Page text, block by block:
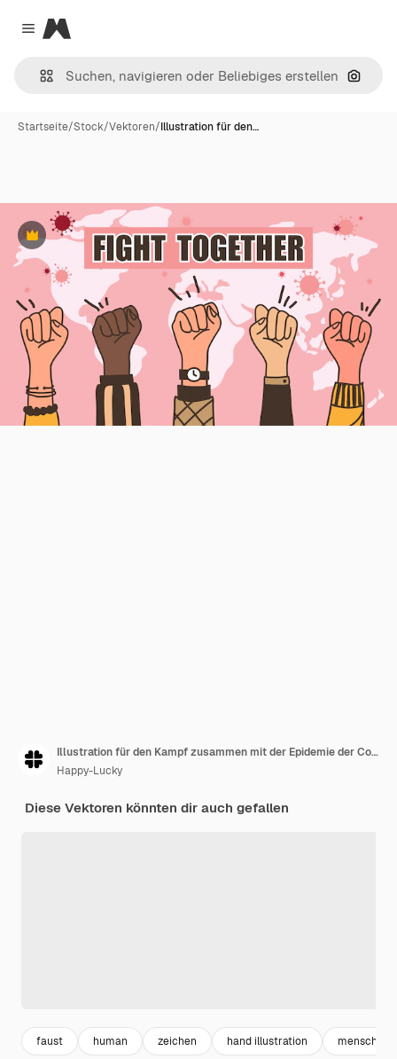
Close menu
Magnific
Nach
Startseite/Stock/Vektoren/Illustration für den…
Premium
Illustration für den Kampf zusammen mit der Epidemie der Coronavirus-Krankheit
Happy-Lucky
Diese Vektoren könnten dir auch gefallen
faust human zeichen hand illustration menschen